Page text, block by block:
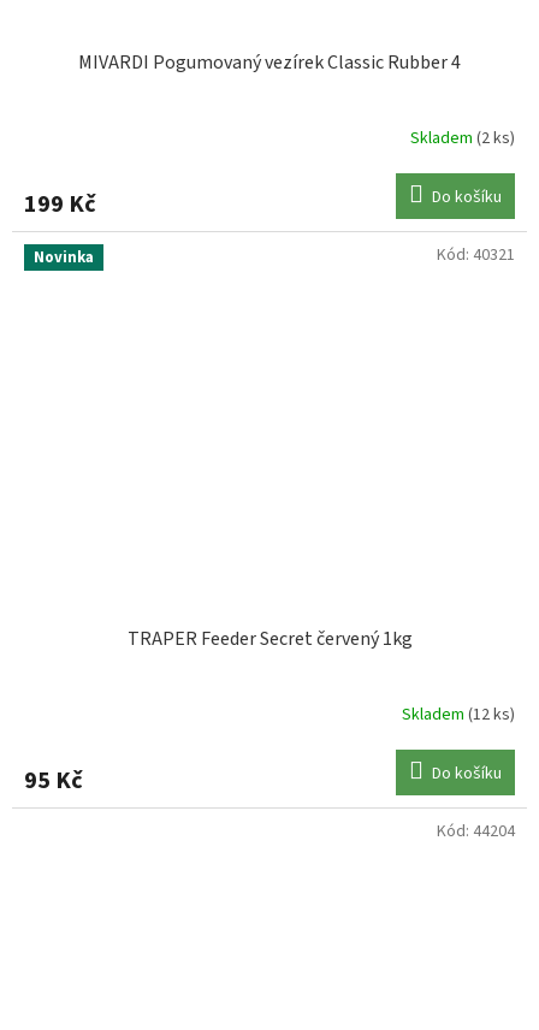
MIVARDI Pogumovaný vezírek Classic Rubber 4
Skladem (2 ks)
199 Kč Do košíku
Novinka
TRAPER Feeder Secret červený 1kg
Skladem (12 ks)
95 Kč Do košíku
Kód: 40321
Kód: 44204